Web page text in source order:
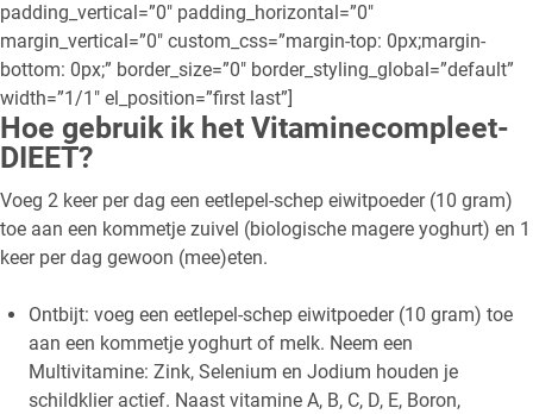
padding_vertical=”0″ padding_horizontal=”0″
margin_vertical=”0″ custom_css=”margin-top: 0px;margin-
bottom: 0px;” border_size=”0″ border_styling_global=”default”
width=”1/1″ el_position=”first last”]
Hoe gebruik ik het Vitaminecompleet-
DIEET?
Voeg 2 keer per dag een eetlepel-schep eiwitpoeder (10 gram)
toe aan een kommetje zuivel (biologische magere yoghurt) en 1
keer per dag gewoon (mee)eten.
Ontbijt: voeg een eetlepel-schep eiwitpoeder (10 gram) toe
aan een kommetje yoghurt of melk. Neem een
Multivitamine: Zink, Selenium en Jodium houden je
schildklier actief. Naast vitamine A, B, C, D, E, Boron,